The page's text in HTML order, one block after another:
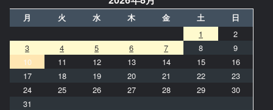
月 火 水 木 金 土 日
1
2
3
4 5 6 7 8
9
10
11 12 13 14 15
16
17
18 19 20 21 22
23
24
25 26 27 28 29
30
31